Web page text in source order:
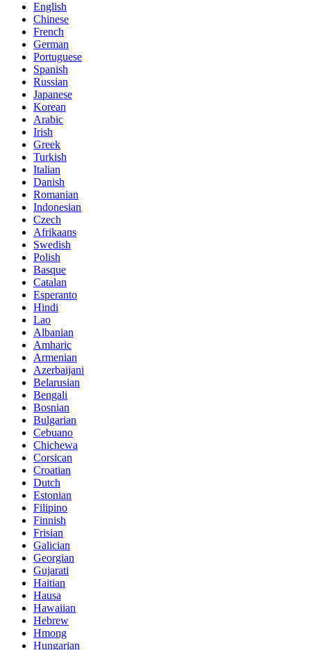
English
Chinese
French
German
Portuguese
Spanish
Russian
Japanese
Korean
Arabic
Irish
Greek
Turkish
Italian
Danish
Romanian
Indonesian
Czech
Afrikaans
Swedish
Polish
Basque
Catalan
Esperanto
Hindi
Lao
Albanian
Amharic
Armenian
Azerbaijani
Belarusian
Bengali
Bosnian
Bulgarian
Cebuano
Chichewa
Corsican
Croatian
Dutch
Estonian
Filipino
Finnish
Frisian
Galician
Georgian
Gujarati
Haitian
Hausa
Hawaiian
Hebrew
Hmong
Hungarian